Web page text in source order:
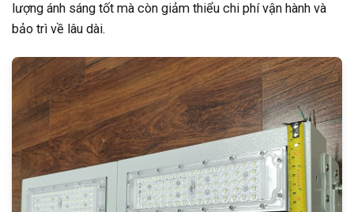
lượng ánh sáng tốt mà còn giảm thiểu chi phí vận hành và
bảo trì về lâu dài.